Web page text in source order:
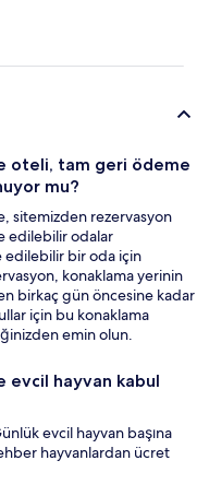
oteli, tam geri ödeme
mu?
sitemizden rezervasyon
edilebilir odalar
edilebilir bir oda için
konaklama yerinin
birkaç gün öncesine kadar
için bu konaklama
emin olun.
evcil hayvan kabul
evcil hayvan başına
hayvanlardan ücret